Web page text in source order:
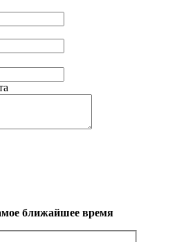
ближайшее время